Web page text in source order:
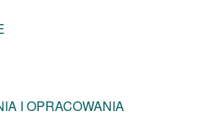
I OPRACOWANIA